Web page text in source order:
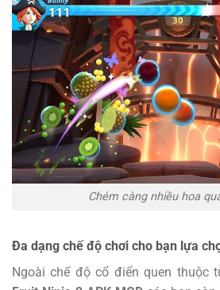
Chém càng nhiều hoa
Đa dạng chế độ chơi cho bạn lựa
Ngoài chế độ cổ điển quen thuộc